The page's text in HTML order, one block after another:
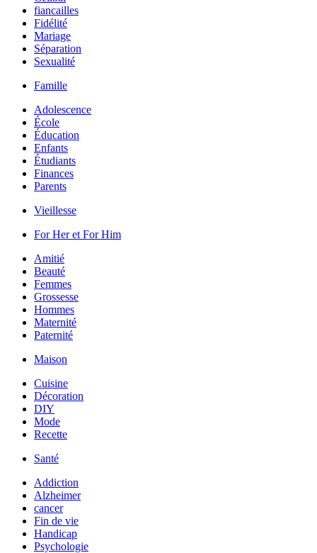
fiancailles
Fidélité
Mariage
Séparation
Sexualité
Famille
Adolescence
École
Éducation
Enfants
Étudiants
Finances
Parents
Vieillesse
For Her et For Him
Amitié
Beauté
Femmes
Grossesse
Hommes
Maternité
Paternité
Maison
Cuisine
Décoration
DIY
Mode
Recette
Santé
Addiction
Alzheimer
cancer
Fin de vie
Handicap
Psychologie